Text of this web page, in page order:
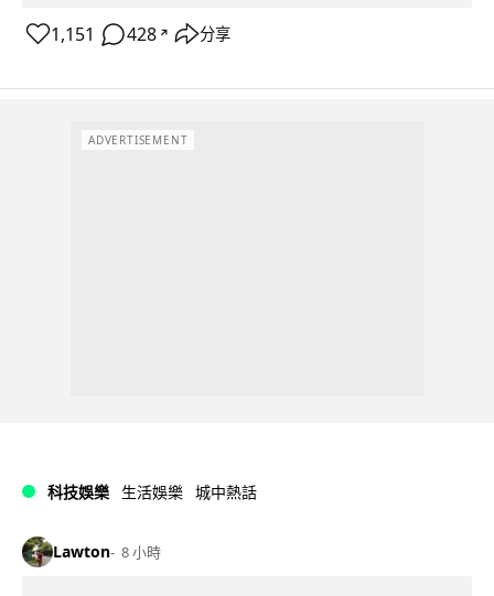
1,151 428 ↗ 分享
ADVERTISEMENT
科技娛樂 生活娛樂 城中熱話
Lawton 8 小時